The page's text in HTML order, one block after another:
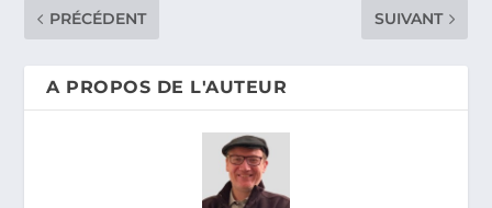
PRÉCÉDENT
SUIVANT
A PROPOS DE L'AUTEUR